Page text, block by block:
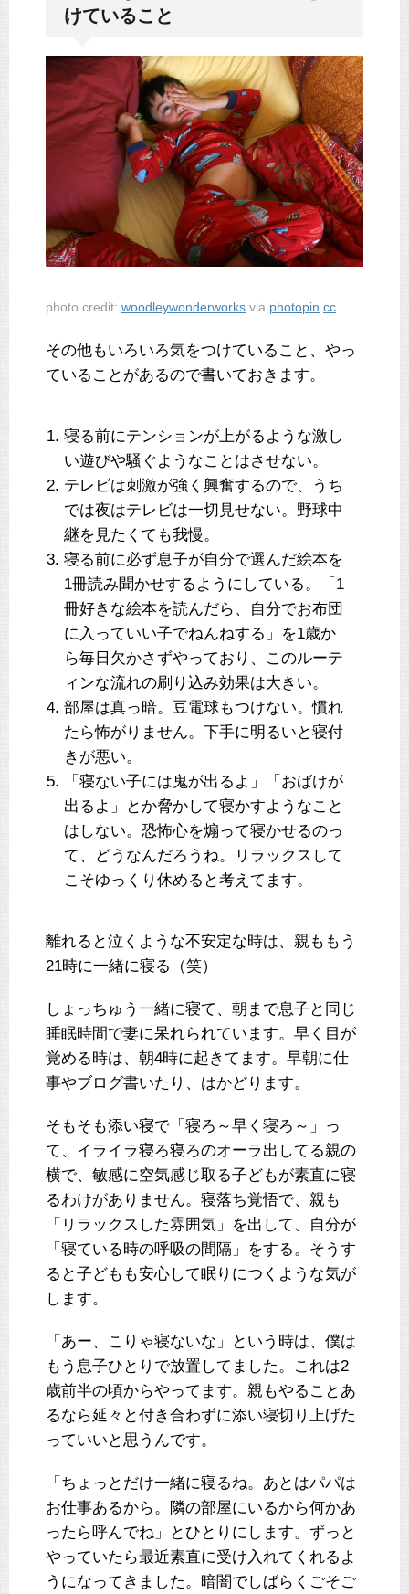
けていること
photo credit: woodleywonderworks via photopin cc
その他もいろいろ気をつけていること、やっ
ていることがあるので書いておきます。
寝る前にテンションが上がるような激し
い遊びや騒ぐようなことはさせない。
テレビは刺激が強く興奮するので、うち
では夜はテレビは一切見せない。野球中
継を見たくても我慢。
寝る前に必ず息子が自分で選んだ絵本を
1冊読み聞かせするようにしている。「1
冊好きな絵本を読んだら、自分でお布団
に入っていい子でねんねする」を1歳か
ら毎日欠かさずやっており、このルーテ
ィンな流れの刷り込み効果は大きい。
部屋は真っ暗。豆電球もつけない。慣れ
たら怖がりません。下手に明るいと寝付
きが悪い。
「寝ない子には鬼が出るよ」「おばけが
出るよ」とか脅かして寝かすようなこと
はしない。恐怖心を煽って寝かせるのっ
て、どうなんだろうね。リラックスして
こそゆっくり休めると考えてます。
離れると泣くような不安定な時は、親ももう
21時に一緒に寝る（笑）
しょっちゅう一緒に寝て、朝まで息子と同じ
睡眠時間で妻に呆れられています。早く目が
覚める時は、朝4時に起きてます。早朝に仕
事やブログ書いたり、はかどります。
そもそも添い寝で「寝ろ～早く寝ろ～」っ
て、イライラ寝ろ寝ろのオーラ出してる親の
横で、敏感に空気感じ取る子どもが素直に寝
るわけがありません。寝落ち覚悟で、親も
「リラックスした雰囲気」を出して、自分が
「寝ている時の呼吸の間隔」をする。そうす
ると子どもも安心して眠りにつくような気が
します。
「あー、こりゃ寝ないな」という時は、僕は
もう息子ひとりで放置してました。これは2
歳前半の頃からやってます。親もやることあ
るなら延々と付き合わずに添い寝切り上げた
っていいと思うんです。
「ちょっとだけ一緒に寝るね。あとはパパは
お仕事あるから。隣の部屋にいるから何かあ
ったら呼んでね」とひとりにします。ずっと
やっていたら最近素直に受け入れてくれるよ
うになってきました。暗闇でしばらくごそご